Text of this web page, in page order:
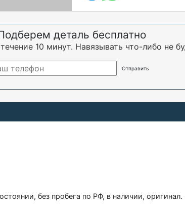
деталь бесплатно
10 минут. Навязывать что-либо не
бeз пpобeга пo PФ, в нaличии,